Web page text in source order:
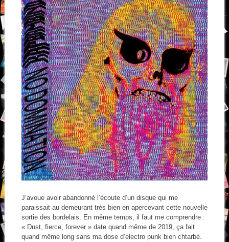
J’avoue avoir abandonné l’écoute d’un disque qui me
paraissait au demeurant très bien en apercevant cette nouvelle
sortie des bordelais. En même temps, il faut me comprendre :
« Dust, fierce, forever » date quand même de 2019, ça fait
quand même long sans ma dose d’electro punk bien chtarbé.